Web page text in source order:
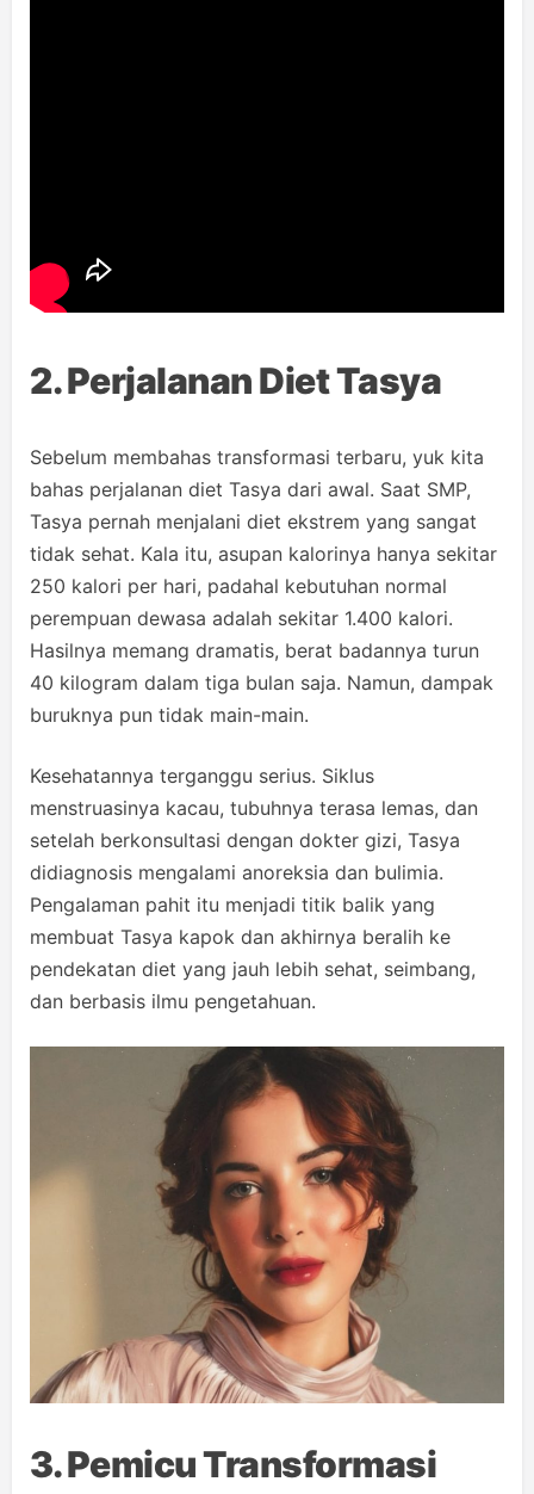
2. Perjalanan Diet Tasya
Sebelum membahas transformasi terbaru, yuk kita
bahas perjalanan diet Tasya dari awal. Saat SMP,
Tasya pernah menjalani diet ekstrem yang sangat
tidak sehat. Kala itu, asupan kalorinya hanya sekitar
250 kalori per hari, padahal kebutuhan normal
perempuan dewasa adalah sekitar 1.400 kalori.
Hasilnya memang dramatis, berat badannya turun
40 kilogram dalam tiga bulan saja. Namun, dampak
buruknya pun tidak main-main.
Kesehatannya terganggu serius. Siklus
menstruasinya kacau, tubuhnya terasa lemas, dan
setelah berkonsultasi dengan dokter gizi, Tasya
didiagnosis mengalami anoreksia dan bulimia.
Pengalaman pahit itu menjadi titik balik yang
membuat Tasya kapok dan akhirnya beralih ke
pendekatan diet yang jauh lebih sehat, seimbang,
dan berbasis ilmu pengetahuan.
3. Pemicu Transformasi